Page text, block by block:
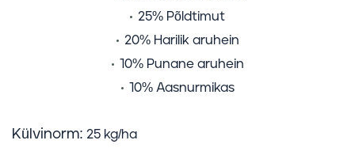
25% Põldtimut
20% Harilik aruhein
10% Punane aruhein
10% Aasnurmikas
Külvinorm: 25 kg/ha